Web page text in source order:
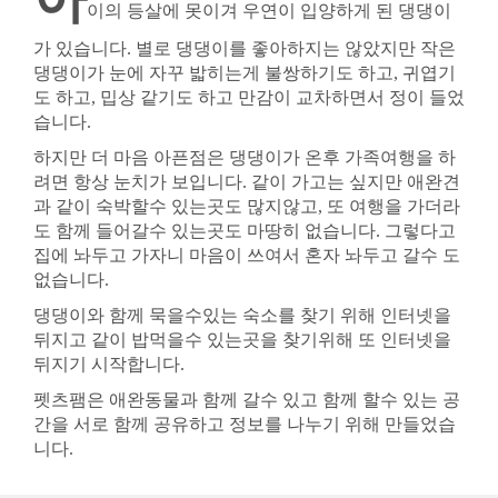
이의 등살에 못이겨 우연이 입양하게 된 댕댕이
가 있습니다. 별로 댕댕이를 좋아하지는 않았지만 작은
댕댕이가 눈에 자꾸 밟히는게 불쌍하기도 하고, 귀엽기
도 하고, 밉상 같기도 하고 만감이 교차하면서 정이 들었
습니다.
하지만 더 마음 아픈점은 댕댕이가 온후 가족여행을 하
려면 항상 눈치가 보입니다. 같이 가고는 싶지만 애완견
과 같이 숙박할수 있는곳도 많지않고, 또 여행을 가더라
도 함께 들어갈수 있는곳도 마땅히 없습니다. 그렇다고
집에 놔두고 가자니 마음이 쓰여서 혼자 놔두고 갈수 도
없습니다.
댕댕이와 함께 묵을수있는 숙소를 찾기 위해 인터넷을
뒤지고 같이 밥먹을수 있는곳을 찾기위해 또 인터넷을
뒤지기 시작합니다.
펫츠팸은 애완동물과 함께 갈수 있고 함께 할수 있는 공
간을 서로 함께 공유하고 정보를 나누기 위해 만들었습
니다.